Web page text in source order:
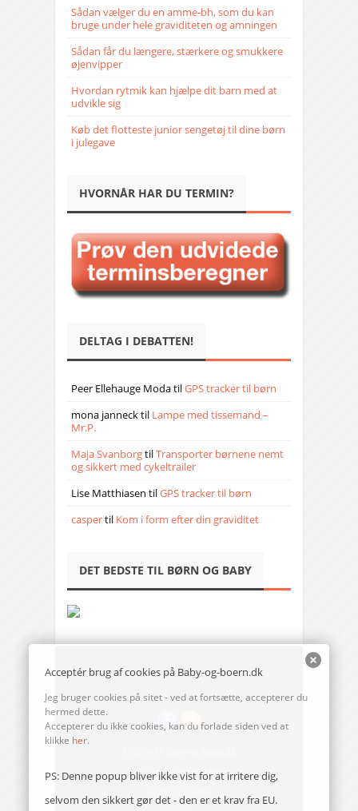
Sådan vælger du en amme-bh, som du kan
bruge under hele graviditeten og amningen
Sådan får du længere, stærkere og smukkere
øjenvipper
Hvordan rytmik kan hjælpe dit barn med at
udvikle sig
Køb det flotteste junior sengetøj til dine børn
i julegave
HVORNÅR HAR DU TERMIN?
DELTAG I DEBATTEN!
Peer Ellehauge ModatilGPS tracker til børn
mona jannecktil Lampe med tissemand –
Mr.P.
Maja SvanborgtilTransporter børnene nemt
og sikkert med cykeltrailer
Lise Matthiasen tilGPS tracker til børn
caspertil Kom i form efter din graviditet
DET BEDSTE TIL BØRN OG BABY
Send en mail til redaktionen
Acceptér brug af cookies på Baby-og-boern.dk
Jeg bruger cookies på sitet - ved at fortsætte, accepterer du
hermed dette.
Accepterer du ikke cookies, kan du forlade siden ved at
klikke her.
PS: Denne popup bliver ikke vist for at irritere dig,
selvom den sikkert gør det - den er et krav fra EU.